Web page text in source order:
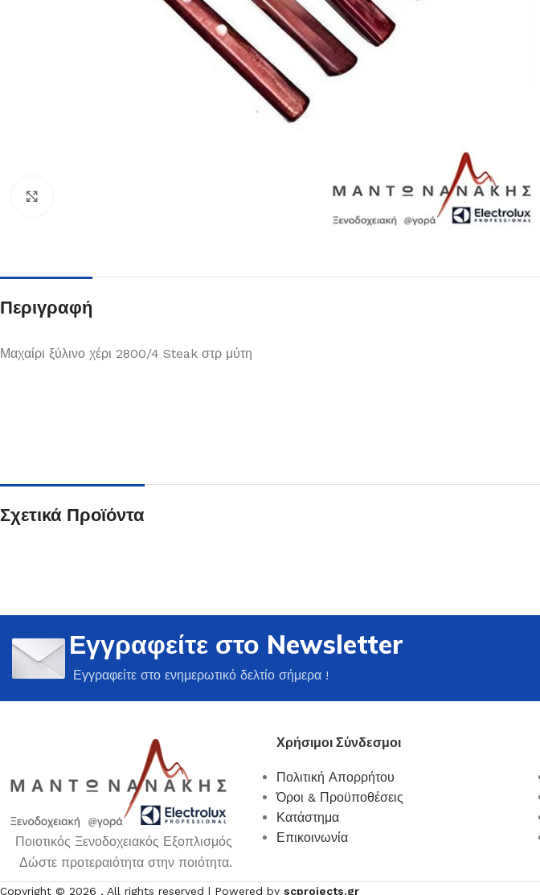
Ποτήρια Βοηθητικά Σκεύη
Περιγραφή
Μαχαίρι ξύλινο χέρι 2800/4 Steak στρ μύτη
Σχετικά Προϊόντα
Εγγραφείτε στο Newsletter
Εγγραφείτε στο ενημερωτικό δελτίο σήμερα !
Ποιοτικός Ξενοδοχειακός Εξοπλισμός
Δώστε προτεραιότητα στην ποιότητα.
Χρήσιμοι Σύνδεσμοι
Πολιτική Απορρήτου
Όροι & Προϋποθέσεις
Κατάστημα
Επικοινωνία
Copyright © 2026 , All rights reserved | Powered by scprojects.gr